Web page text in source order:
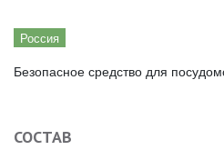
Россия
Безопасное средство для
СОСТАВ